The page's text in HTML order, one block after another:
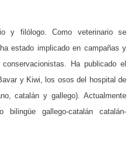
y filólogo. Como veterinario se
estado implicado en campañas y
Ha publicado el
y Kiwi, los osos del hospital de
catalán y gallego). Actualmente
bilingüe gallego-catalán catalán-